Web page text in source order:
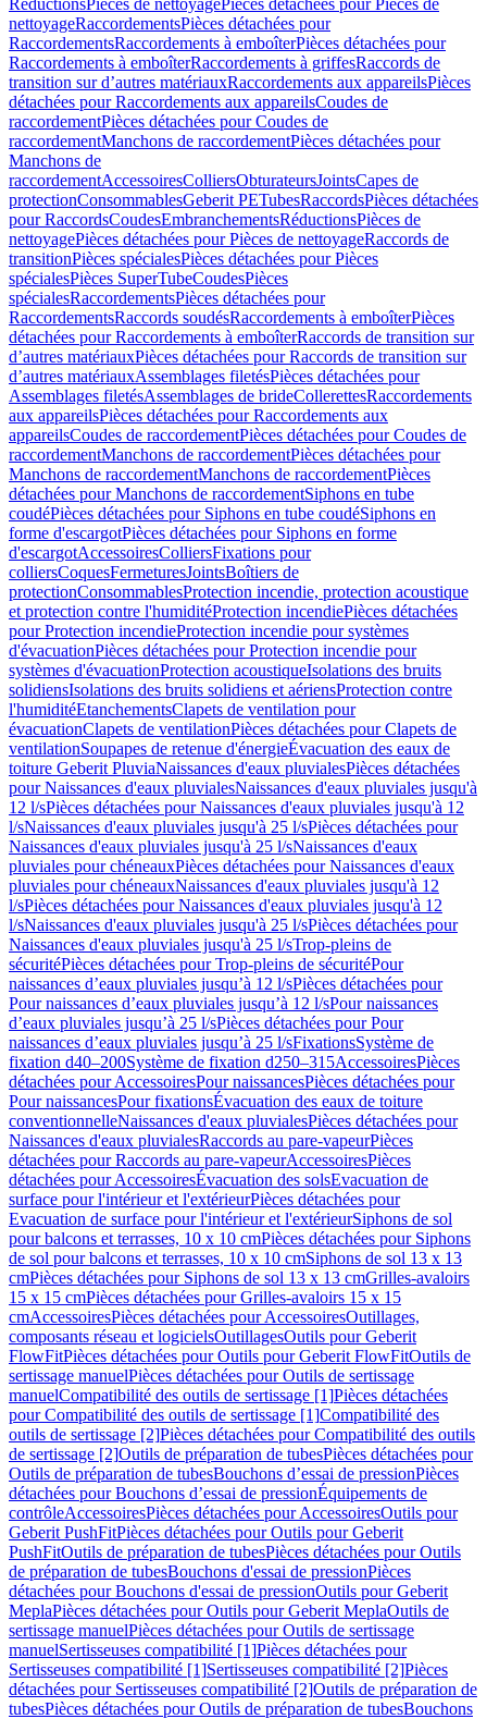
RéductionsPièces de nettoyagePièces détachées pour Pièces de
nettoyageRaccordementsPièces détachées pour
RaccordementsRaccordements à emboîterPièces détachées pour
Raccordements à emboîterRaccordements à griffesRaccords de
transition sur d’autres matériauxRaccordements aux appareilsPièces
détachées pour Raccordements aux appareilsCoudes de
raccordementPièces détachées pour Coudes de
raccordementManchons de raccordementPièces détachées pour
Manchons de
raccordementAccessoiresColliersObturateursJointsCapes de
protectionConsommablesGeberit PETubesRaccordsPièces détachées
pour RaccordsCoudesEmbranchementsRéductionsPièces de
nettoyagePièces détachées pour Pièces de nettoyageRaccords de
transitionPièces spécialesPièces détachées pour Pièces
spécialesPièces SuperTubeCoudesPièces
spécialesRaccordementsPièces détachées pour
RaccordementsRaccords soudésRaccordements à emboîterPièces
détachées pour Raccordements à emboîterRaccords de transition sur
d’autres matériauxPièces détachées pour Raccords de transition sur
d’autres matériauxAssemblages filetésPièces détachées pour
Assemblages filetésAssemblages de brideCollerettesRaccordements
aux appareilsPièces détachées pour Raccordements aux
appareilsCoudes de raccordementPièces détachées pour Coudes de
raccordementManchons de raccordementPièces détachées pour
Manchons de raccordementManchons de raccordementPièces
détachées pour Manchons de raccordementSiphons en tube
coudéPièces détachées pour Siphons en tube coudéSiphons en
forme d'escargotPièces détachées pour Siphons en forme
d'escargotAccessoiresColliersFixations pour
colliersCoquesFermeturesJointsBoîtiers de
protectionConsommablesProtection incendie, protection acoustique
et protection contre l'humiditéProtection incendiePièces détachées
pour Protection incendieProtection incendie pour systèmes
d'évacuationPièces détachées pour Protection incendie pour
systèmes d'évacuationProtection acoustiqueIsolations des bruits
solidiensIsolations des bruits solidiens et aériensProtection contre
l'humiditéEtanchementsClapets de ventilation pour
évacuationClapets de ventilationPièces détachées pour Clapets de
ventilationSoupapes de retenue d'énergieÉvacuation des eaux de
toiture Geberit PluviaNaissances d'eaux pluvialesPièces détachées
pour Naissances d'eaux pluvialesNaissances d'eaux pluviales jusqu'à
12 l/sPièces détachées pour Naissances d'eaux pluviales jusqu'à 12
l/sNaissances d'eaux pluviales jusqu'à 25 l/sPièces détachées pour
Naissances d'eaux pluviales jusqu'à 25 l/sNaissances d'eaux
pluviales pour chéneauxPièces détachées pour Naissances d'eaux
pluviales pour chéneauxNaissances d'eaux pluviales jusqu'à 12
l/sPièces détachées pour Naissances d'eaux pluviales jusqu'à 12
l/sNaissances d'eaux pluviales jusqu'à 25 l/sPièces détachées pour
Naissances d'eaux pluviales jusqu'à 25 l/sTrop-pleins de
sécuritéPièces détachées pour Trop-pleins de sécuritéPour
naissances d’eaux pluviales jusqu’à 12 l/sPièces détachées pour
Pour naissances d’eaux pluviales jusqu’à 12 l/sPour naissances
d’eaux pluviales jusqu’à 25 l/sPièces détachées pour Pour
naissances d’eaux pluviales jusqu’à 25 l/sFixationsSystème de
fixation d40–200Système de fixation d250–315AccessoiresPièces
détachées pour AccessoiresPour naissancesPièces détachées pour
Pour naissancesPour fixationsÉvacuation des eaux de toiture
conventionnelleNaissances d'eaux pluvialesPièces détachées pour
Naissances d'eaux pluvialesRaccords au pare-vapeurPièces
détachées pour Raccords au pare-vapeurAccessoiresPièces
détachées pour AccessoiresÉvacuation des solsEvacuation de
surface pour l'intérieur et l'extérieurPièces détachées pour
Evacuation de surface pour l'intérieur et l'extérieurSiphons de sol
pour balcons et terrasses, 10 x 10 cmPièces détachées pour Siphons
de sol pour balcons et terrasses, 10 x 10 cmSiphons de sol 13 x 13
cmPièces détachées pour Siphons de sol 13 x 13 cmGrilles-avaloirs
15 x 15 cmPièces détachées pour Grilles-avaloirs 15 x 15
cmAccessoiresPièces détachées pour AccessoiresOutillages,
composants réseau et logicielsOutillagesOutils pour Geberit
FlowFitPièces détachées pour Outils pour Geberit FlowFitOutils de
sertissage manuelPièces détachées pour Outils de sertissage
manuelCompatibilité des outils de sertissage [1]Pièces détachées
pour Compatibilité des outils de sertissage [1]Compatibilité des
outils de sertissage [2]Pièces détachées pour Compatibilité des outils
de sertissage [2]Outils de préparation de tubesPièces détachées pour
Outils de préparation de tubesBouchons d’essai de pressionPièces
détachées pour Bouchons d’essai de pressionÉquipements de
contrôleAccessoiresPièces détachées pour AccessoiresOutils pour
Geberit PushFitPièces détachées pour Outils pour Geberit
PushFitOutils de préparation de tubesPièces détachées pour Outils
de préparation de tubesBouchons d'essai de pressionPièces
détachées pour Bouchons d'essai de pressionOutils pour Geberit
MeplaPièces détachées pour Outils pour Geberit MeplaOutils de
sertissage manuelPièces détachées pour Outils de sertissage
manuelSertisseuses compatibilité [1]Pièces détachées pour
Sertisseuses compatibilité [1]Sertisseuses compatibilité [2]Pièces
détachées pour Sertisseuses compatibilité [2]Outils de préparation de
tubesPièces détachées pour Outils de préparation de tubesBouchons